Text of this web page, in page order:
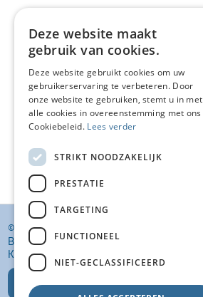
© KI VANSTEENLANDT BV
BANKELINDEWEG 33
KROMBEKE (POPERINGE) 8972
T: +32 (0)57 400 468
FRENCH
ENGLISH
Deze website maakt
gebruik van cookies.
Deze website gebruikt cookies om uw
gebruikerservaring te verbeteren. Door
onze website te gebruiken, stemt u in met
alle cookies in overeenstemming met ons
Cookiebeleid. Lees verder
STRIKT NOODZAKELIJK
PRESTATIE
TARGETING
FUNCTIONEEL
NIET-GECLASSIFICEERD